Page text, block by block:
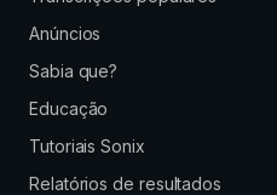
Anúncios
Sabia que?
Educação
Tutoriais Sonix
Relatórios de resultados